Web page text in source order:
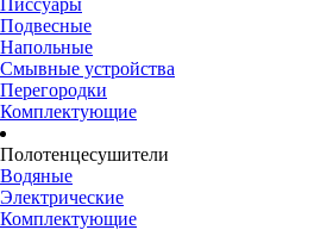
Писсуары
Подвесные
Напольные
Смывные устройства
Перегородки
Комплектующие
Полотенцесушители
Водяные
Электрические
Комплектующие